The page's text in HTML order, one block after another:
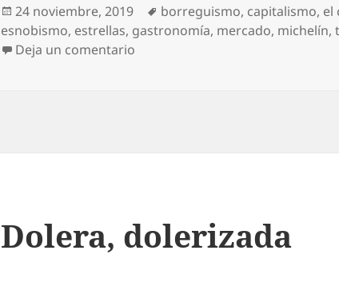
Publicado
el
24 noviembre, 2019 Etiquetas
borreguismo, capitalismo, el
esnobismo, estrellas, gastronomía, mercado, michelín,
Deja un comentario
Dolera, dolerizada